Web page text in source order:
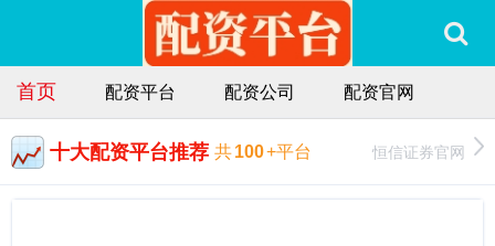
首页 配资平台 配资公司 配资官网
十大配资平台推荐 共100+平台 恒信证券官网